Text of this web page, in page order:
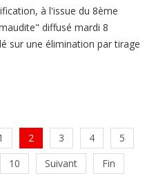
à l'issue du 8ème
diffusé mardi 8
sur une élimination par tirage
2 3 4
5
10 Suivant Fin